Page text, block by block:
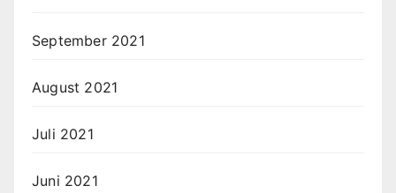
September 2021
August 2021
Juli 2021
Juni 2021